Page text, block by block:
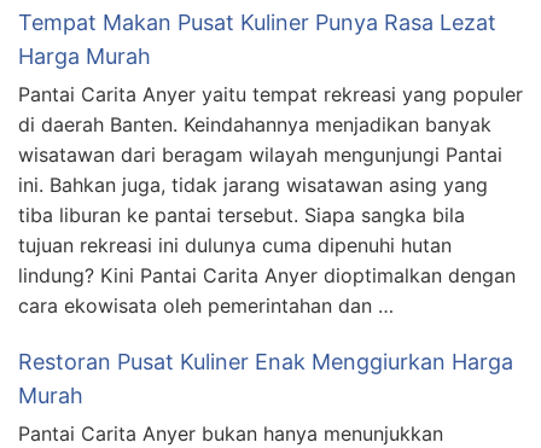
Tempat Makan Pusat Kuliner Punya Rasa Lezat
Harga Murah
Pantai Carita Anyer yaitu tempat rekreasi yang populer
di daerah Banten. Keindahannya menjadikan banyak
wisatawan dari beragam wilayah mengunjungi Pantai
ini. Bahkan juga, tidak jarang wisatawan asing yang
tiba liburan ke pantai tersebut. Siapa sangka bila
tujuan rekreasi ini dulunya cuma dipenuhi hutan
lindung? Kini Pantai Carita Anyer dioptimalkan dengan
cara ekowisata oleh pemerintahan dan …
Restoran Pusat Kuliner Enak Menggiurkan Harga
Murah
Pantai Carita Anyer bukan hanya menunjukkan